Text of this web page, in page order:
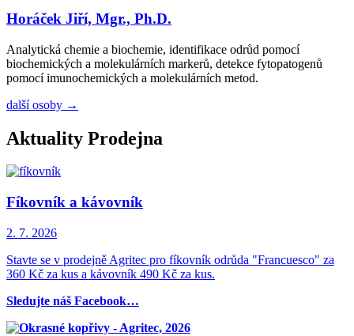
Horáček Jiří, Mgr., Ph.D.
Analytická chemie a biochemie, identifikace odrůd pomocí
biochemických a molekulárních markerů, detekce fytopatogenů
pomocí imunochemických a molekulárních metod.
další osoby →
Aktuality Prodejna
Fíkovník a kávovník
2. 7. 2026
Stavte se v prodejně Agritec pro fíkovník odrůda "Francuesco" za
360 Kč za kus a kávovník 490 Kč za kus.
Sledujte náš Facebook…